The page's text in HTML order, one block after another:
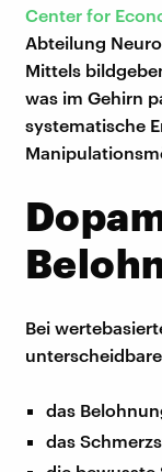
Center for
Abteilung
Mittels
was im Gehirn
systematische
Bei
das
das